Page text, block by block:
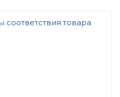
соответствия товара